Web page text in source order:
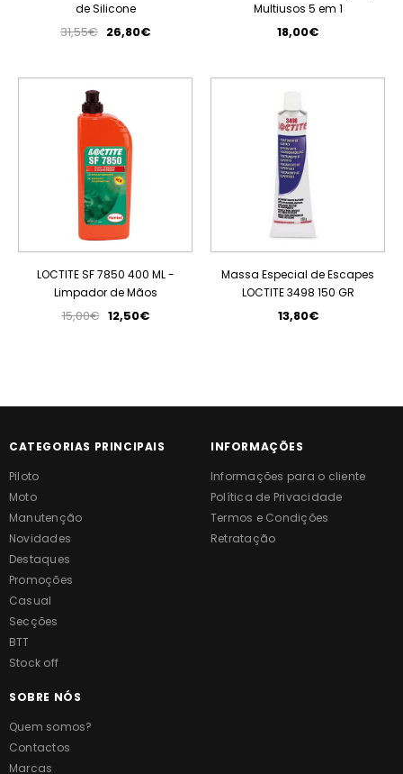
de Silicone
31,55€ 26,80€
Multiusos 5 em 1
18,00€
LOCTITE SF 7850 400 ML -
Limpador de Mãos
15,00€ 12,50€
Massa Especial de Escapes
LOCTITE 3498 150 GR
13,80€
CATEGORIAS PRINCIPAIS
Piloto
Moto
Manutenção
Novidades
Destaques
Promoções
Casual
Secções
BTT
Stock off
INFORMAÇÕES
Informações para o cliente
Política de Privacidade
Termos e Condições
Retratação
SOBRE NÓS
Quem somos?
Contactos
Marcas